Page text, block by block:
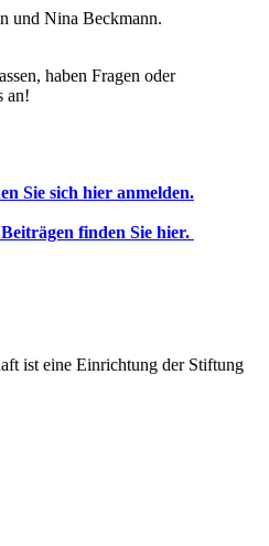
und Nina Beckmann.
haben Fragen oder
an!
Sie sich hier anmelden.
finden Sie hier.
ist eine Einrichtung der Stiftung